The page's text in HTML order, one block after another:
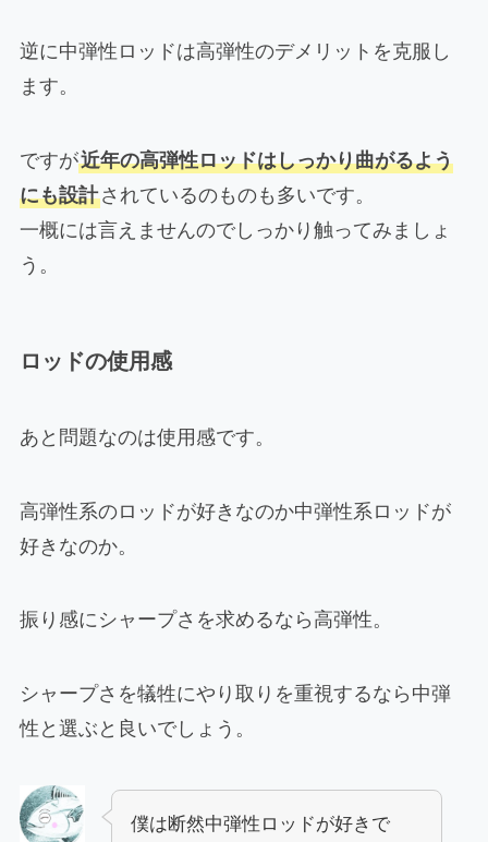
逆に中弾性ロッドは高弾性のデメリットを克服し
ます。
ですが近年の高弾性ロッドはしっかり曲がるよう
にも設計されているのものも多いです。
一概には言えませんのでしっかり触ってみましょ
う。
ロッドの使用感
あと問題なのは使用感です。
高弾性系のロッドが好きなのか中弾性系ロッドが
好きなのか。
振り感にシャープさを求めるなら高弾性。
シャープさを犠牲にやり取りを重視するなら中弾
性と選ぶと良いでしょう。
僕は断然中弾性ロッドが好きで